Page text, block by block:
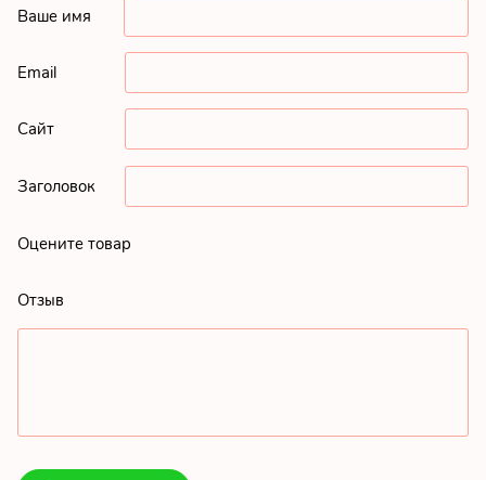
Ваше имя
Email
Сайт
Заголовок
Оцените товар
Отзыв